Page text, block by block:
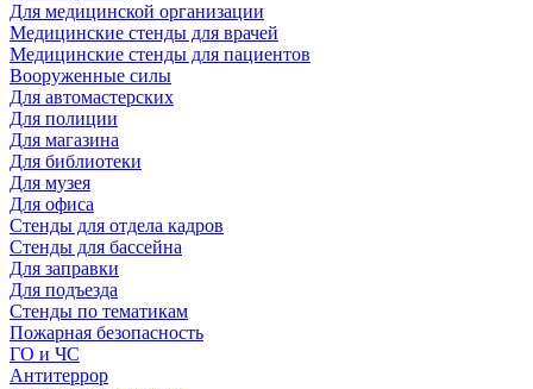
Для медицинской организации
Медицинские стенды для врачей
Медицинские стенды для пациентов
Вооруженные силы
Для автомастерских
Для полиции
Для магазина
Для библиотеки
Для музея
Для офиса
Стенды для отдела кадров
Стенды для бассейна
Для заправки
Для подъезда
Стенды по тематикам
Пожарная безопасность
ГО и ЧС
Антитеррор